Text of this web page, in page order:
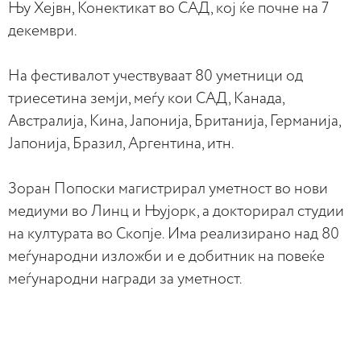
Њу Хејвн, Конектикат во САД, кој ќе почне на 7
декември.
На фестивалот учествуваат 80 уметници од
триесетина земји, меѓу кои САД, Канада,
Австралија, Кина, Јапонија, Британија, Германија,
Јапонија, Бразил, Аргентина, итн.
Зоран Попоски магистрирал уметност во нови
медиуми во Линц и Њујорк, а докторирал студии
на културата во Скопје. Има реализирано над 80
меѓународни изложби и е добитник на повеќе
меѓународни награди за уметност.